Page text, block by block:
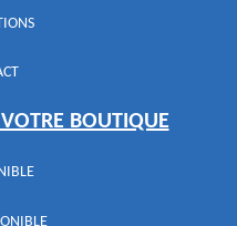
BOUTIQUE